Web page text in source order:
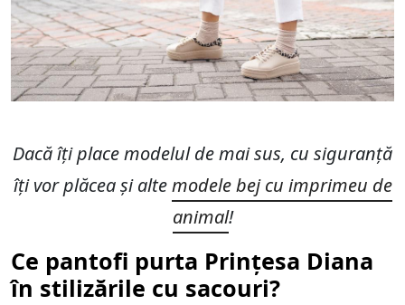
Dacă îți place modelul de mai sus, cu siguranță
îți vor plăcea și altemodele bej cu imprimeu de
animal!
Ce pantofi purta Prințesa Diana
în stilizările cu sacouri?